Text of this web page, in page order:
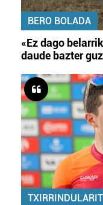
BERO BOLADA
«Ez dago
daude bazter